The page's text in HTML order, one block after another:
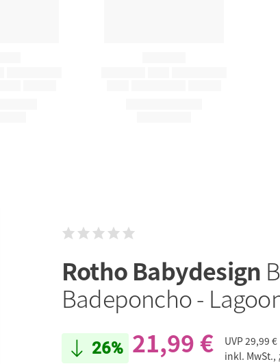
Rotho Babydesign
Badeponcho -
26% 21,99 € UVP29,99 €
inkl. MwSt.,